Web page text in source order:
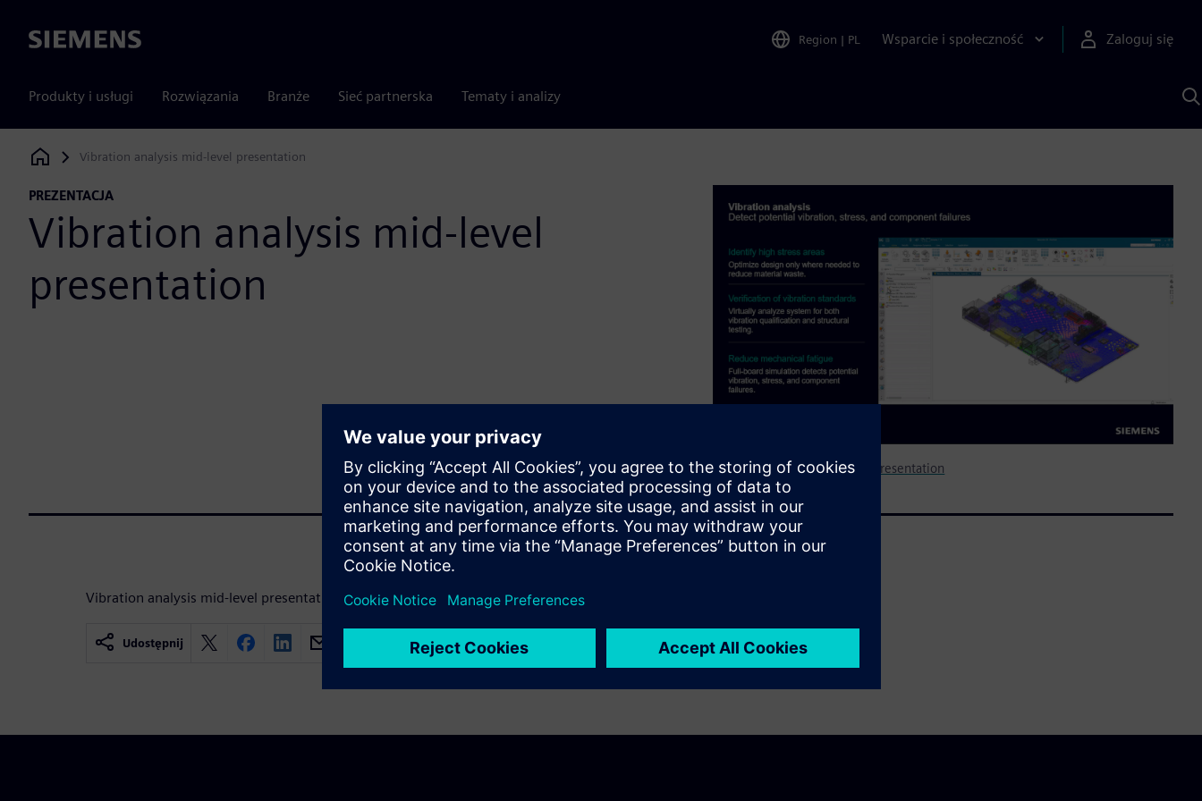
Siemens Region | PL Wsparcie i społeczność Zaloguj się
Produkty i usługi Rozwiązania Branże Sieć partnerska Tematy i analizy
Siemens Digital Industries Software
Vibration analysis mid-level presentation
PREZENTACJA
Vibration analysis mid-level
presentation
Vibration analysis mid-level presentation
Vibration analysis mid-level presentation for Electronics
Udostępnij